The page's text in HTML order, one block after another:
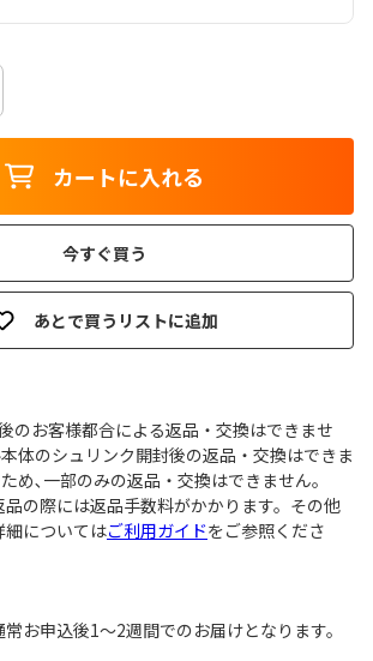
カートに入れる
今すぐ買う
あとで買うリストに追加
のお客様都合による返品・交換はできませ
体のシュリンク開封後の返品・交換はできま
め､一部のみの返品・交換はできません｡
の際には返品手数料がかかります。その他
についてはご利用ガイドをご参照くださ
お申込後1～2週間でのお届けとなります。